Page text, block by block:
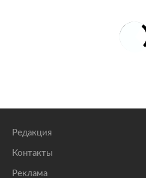
Редакция
Контакты
Реклама